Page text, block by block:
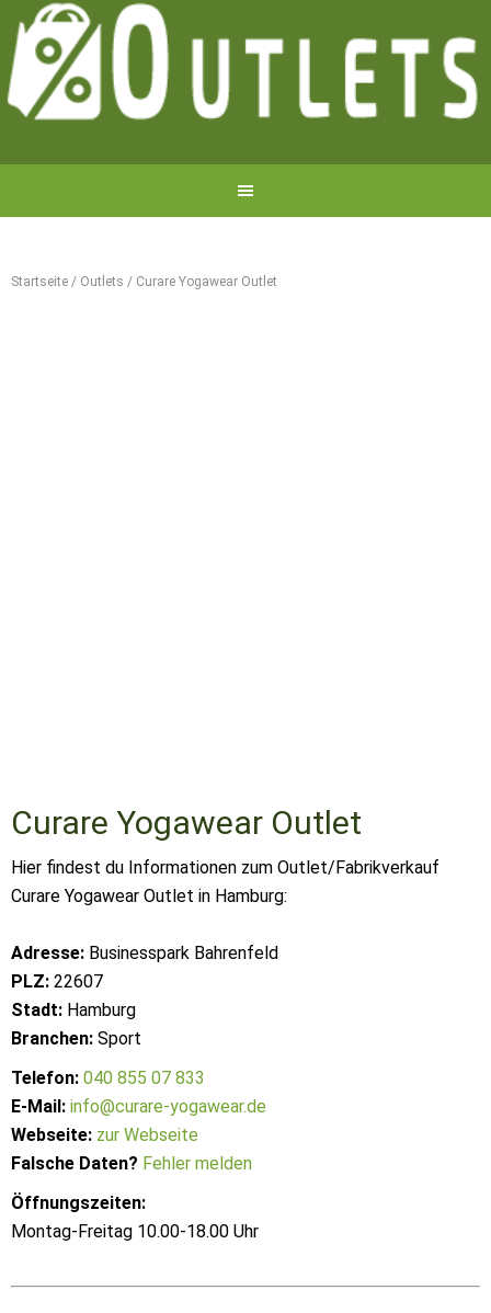
Startseite / Outlets / Curare Yogawear Outlet
Curare Yogawear Outlet
Hier findest du Informationen zum Outlet/Fabrikverkauf
Curare Yogawear Outlet in Hamburg:
Adresse: Businesspark Bahrenfeld
PLZ: 22607
Stadt: Hamburg
Branchen: Sport
Telefon: 040 855 07 833
E-Mail: info@curare-yogawear.de
Webseite: zur Webseite
Falsche Daten? Fehler melden
Öffnungszeiten:
Montag-Freitag 10.00-18.00 Uhr